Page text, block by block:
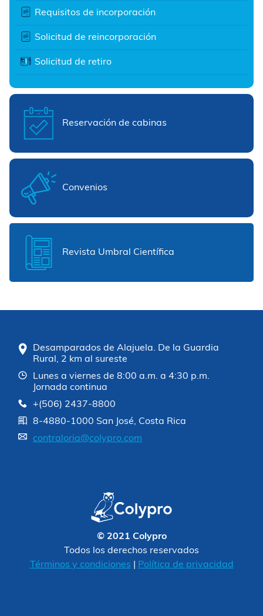
Requisitos de incorporación
Solicitud de reincorporación
Solicitud de retiro
Reservación de cabinas
Convenios
Revista Umbral Científica
Desamparados de Alajuela. De la Guardia
Rural, 2 km al sureste
Lunes a viernes de 8:00 a.m. a 4:30 p.m.
Jornada continua
+(506) 2437-8800
8-4880-1000 San José, Costa Rica
contraloria@colypro.com
© 2021 Colypro
Todos los derechos reservados
Términos y condiciones
Política de privacidad